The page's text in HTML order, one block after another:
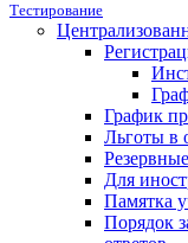
Тестирование
График
Льготы в
Для
Памятка
Порядок